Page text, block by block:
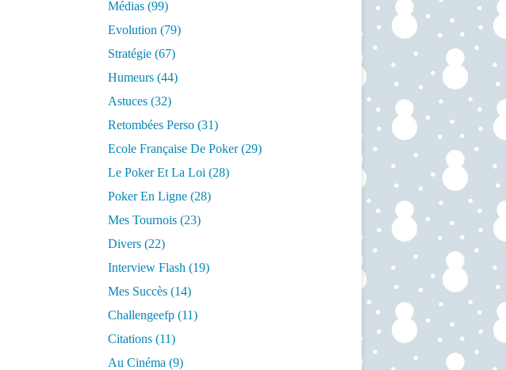
Médias (99)
Evolution (79)
Stratégie (67)
Humeurs (44)
Astuces (32)
Retombées Perso (31)
Ecole Française De Poker(29)
Le Poker Et La Loi (28)
Poker En Ligne (28)
Mes Tournois (23)
Divers (22)
Interview Flash (19)
Mes Succès (14)
Challengeefp (11)
Citations (11)
Au Cinéma (9)